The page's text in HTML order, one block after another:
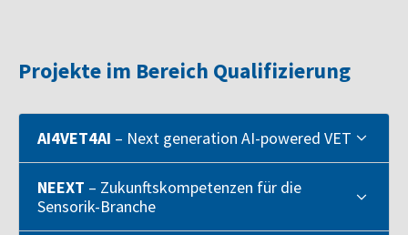
Projekte im Bereich Qualifizierung
AI4VET4AI – Next generation AI-powered VET
NEEXT – Zukunftskompetenzen für die
Sensorik-Branche